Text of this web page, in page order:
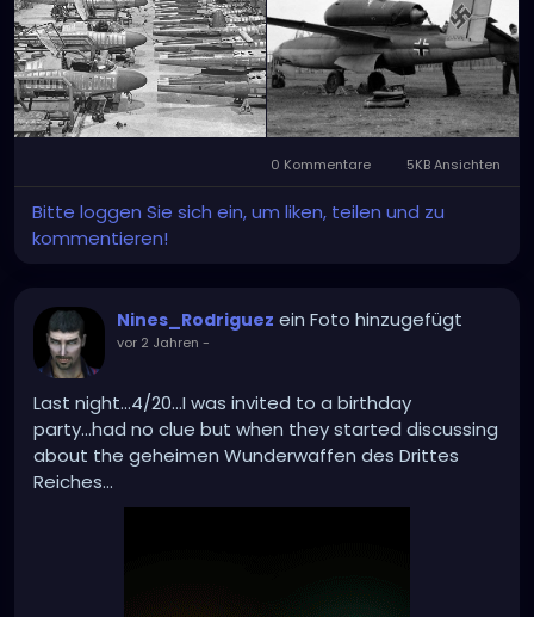
0 Kommentare 5KB Ansichten
Bitte loggen Sie sich ein, um liken, teilen und zu
kommentieren!
Nines_Rodriguez ein Foto hinzugefügt
vor 2 Jahren -
Last night...4/20...I was invited to a birthday
party...had no clue but when they started discussing
about the geheimen Wunderwaffen des Drittes
Reiches...